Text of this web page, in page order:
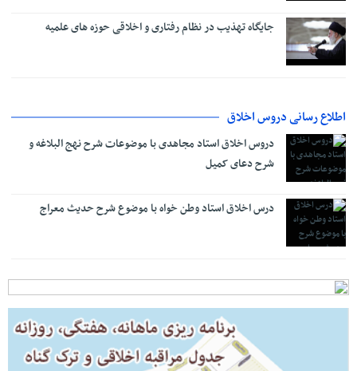
جایگاه تهذیب در نظام رفتاری و اخلاقی حوزه‌ های علمیه
اطلاع رسانی دروس اخلاق
دروس اخلاق استاد مجاهدی با موضوعات شرح نهج البلاغه و
شرح دعای کمیل
درس اخلاق استاد وطن خواه با موضوع شرح حدیث معراج